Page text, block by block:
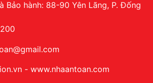
Bảo hành: 88-90 Yên Lãng, P. Đống
- www.nhaantoan.com